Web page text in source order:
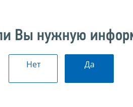
Вы нужную
Нет Да